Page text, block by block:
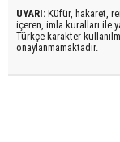
UYARI: Küfür, hakaret,
içeren, imla kuralları ile
Türkçe karakter
onaylanmamaktadır.